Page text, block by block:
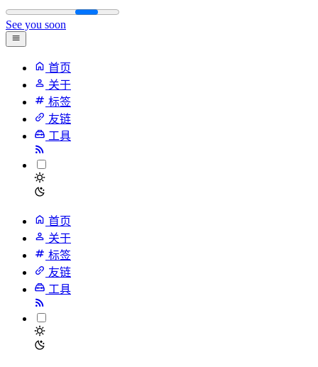
See you soon
首页
关于
标签
友链
工具
首页
关于
标签
友链
工具